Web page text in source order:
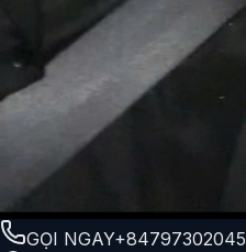
GỌI NGAY+84797302045